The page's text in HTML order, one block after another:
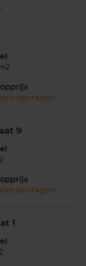
opvragen
9
opvragen
1